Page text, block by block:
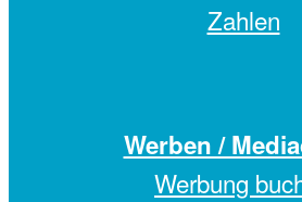
Zahlen
Werben /
Werbung